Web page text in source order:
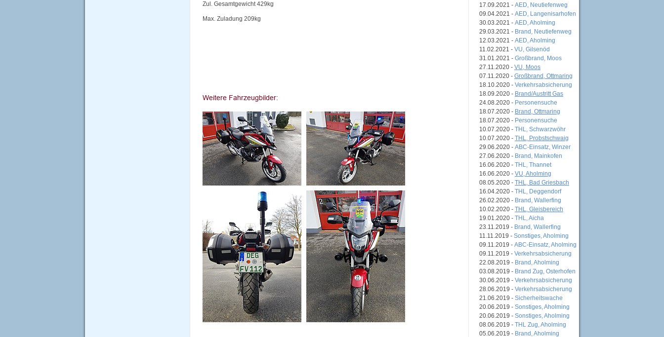
Zul. Gesamtgewicht 429kg
Max. Zuladung 209kg
17.09.2021 - AED, Neutiefenweg
09.04.2021 - AED, Langenisarhofen
30.03.2021 - AED, Aholming
29.03.2021 - Brand, Neutiefenweg
12.03.2021 - AED, Aholming
11.02.2021 - VU, Gilsenöd
31.01.2021 - Großbrand, Moos
27.11.2020 - VU, Moos
07.11.2020 - Großbrand, Ottmaring
18.10.2020 - Verkehrsabsicherung
18.09.2020 - Brand/Austritt Gas
24.08.2020 - Personensuche
18.07.2020 - Brand, Ottmaring
18.07.2020 - Personensuche
10.07.2020 - THL, Schwarzwöhr
10.07.2020 - THL, Probstschwaig
29.06.2020 - ABC-Einsatz, Winzer
27.06.2020 - Brand, Mainkofen
16.06.2020 - THL, Thannet
16.06.2020 - VU, Aholming
08.05.2020 - THL, Bad Griesbach
16.04.2020 - THL, Deggendorf
26.02.2020 - Brand, Wallerfing
10.02.2020 - THL, Gleisbereich
19.01.2020 - THL, Aicha
23.11.2019 - Brand, Wallerfing
11.11.2019 - Sonstiges, Aholming
09.11.2019 - ABC-Einsatz, Aholming
09.11.2019 - Verkehrsabsicherung
22.08.2019 - Brand, Aholming
03.08.2019 - Brand Zug, Osterhofen
30.06.2019 - Verkehrsabsicherung
28.06.2019 - Verkehrsabsicherung
21.06.2019 - Sicherheitswache
20.06.2019 - Sonstiges, Aholming
20.06.2019 - Sonstiges, Aholming
08.06.2019 - THL Zug, Aholming
05.06.2019 - Brand, Aholming